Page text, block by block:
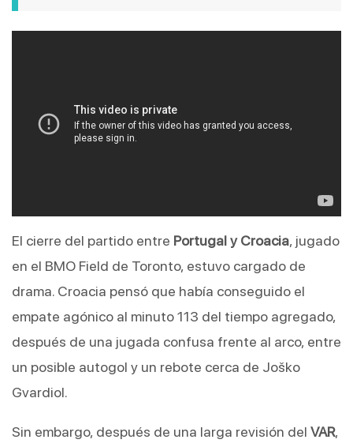
El cierre del partido entre Portugal y Croacia, jugado
en el BMO Field de Toronto, estuvo cargado de
drama. Croacia pensó que había conseguido el
empate agónico al minuto 113 del tiempo agregado,
después de una jugada confusa frente al arco, entre
un posible autogol y un rebote cerca de Joško
Gvardiol.
Sin embargo, después de una larga revisión del VAR,